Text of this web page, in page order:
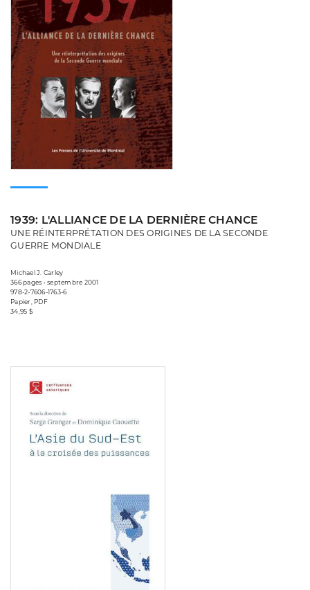
1939: L'ALLIANCE DE LA DERNIÈRE CHANCE
UNE RÉINTERPRÉTATION DES ORIGINES DE LA SECONDE
GUERRE MONDIALE
Michael J. Carley
366 pages • septembre 2001
978-2-7606-1763-6
Papier, PDF
34,95 $